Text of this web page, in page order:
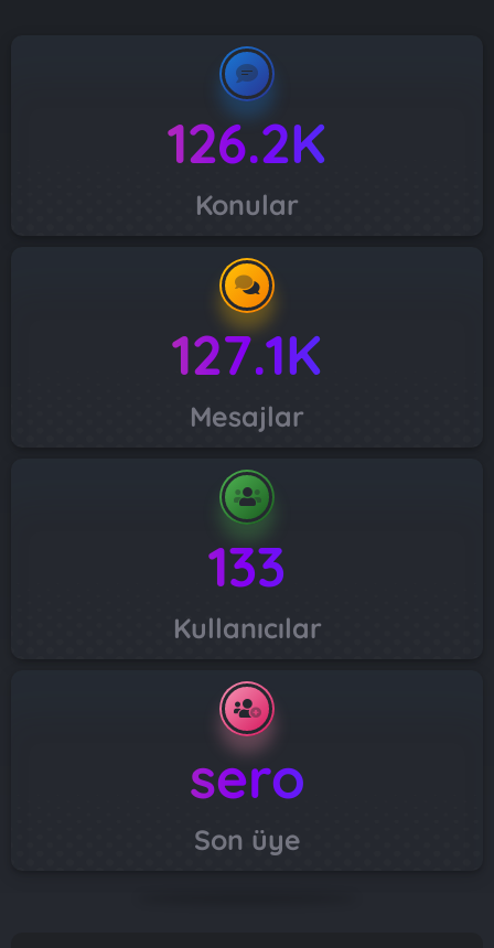
126.2K
Konular
127.1K
Mesajlar
133
Kullanıcılar
sero
Son üye